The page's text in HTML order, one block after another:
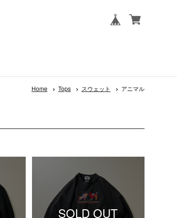
Home Tops スウェット アニマル
SOLD OUT